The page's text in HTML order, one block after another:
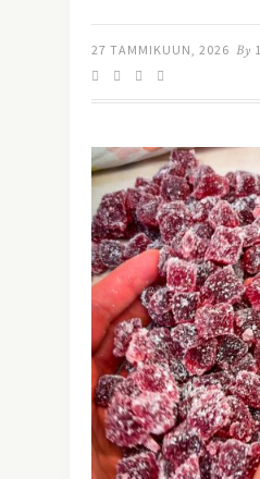
27 TAMMIKUUN, 2026 By